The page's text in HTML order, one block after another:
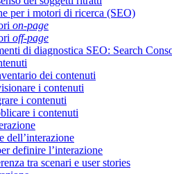
per i motori di ricerca (SEO)
on-page
off-page
di diagnostica SEO: Search
dei contenuti
i contenuti
i contenuti
i contenuti
dell’interazione
definire l’interazione
tra scenari e user stories